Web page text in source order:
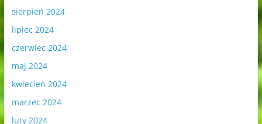
sierpień 2024
lipiec 2024
czerwiec 2024
maj 2024
kwiecień 2024
marzec 2024
luty 2024